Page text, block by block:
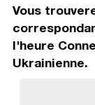
Vous
l'heure
Ukrainienne.